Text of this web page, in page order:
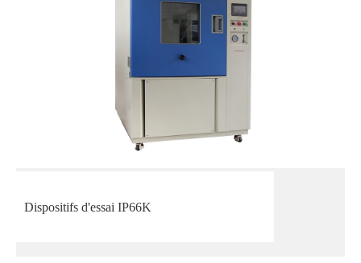
Dispositifs d'essai IP66K